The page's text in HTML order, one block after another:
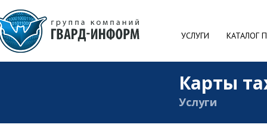
УСЛУГИ КАТАЛОГ
Карты
Услуги